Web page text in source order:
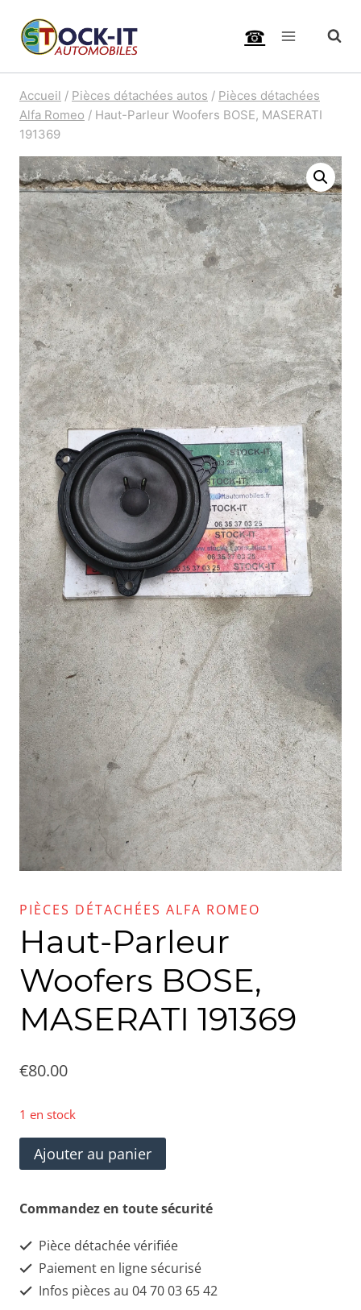
☎
Accueil / Pièces détachées autos / Pièces détachées
Alfa Romeo / Haut-Parleur Woofers BOSE, MASERATI
191369
PIÈCES DÉTACHÉES ALFA ROMEO
Haut-Parleur
Woofers BOSE,
MASERATI 191369
€80.00
1 en stock
quantité
de
Haut-
Woofers
BOSE,
MASERATI
Ajouter au panier
Commandez en toute sécurité
Pièce détachée vérifiée
Paiement en ligne sécurisé
Infos pièces au 04 70 03 65 42